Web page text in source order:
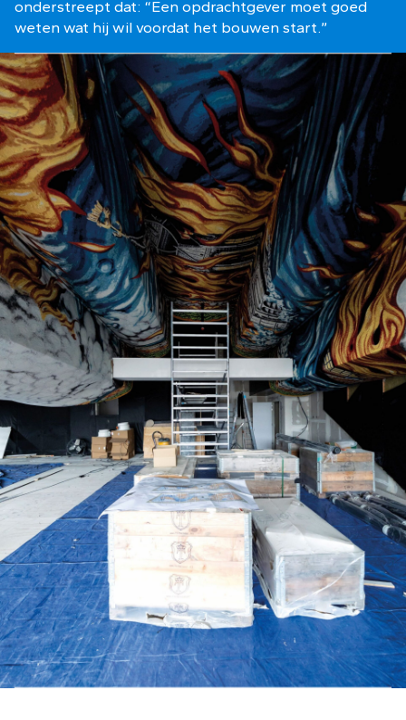
onderstreept dat: “Een opdrachtgever moet goed
weten wat hij wil voordat het bouwen start.”